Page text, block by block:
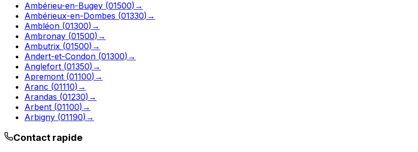
Ambérieu-en-Bugey (01500) →
Ambérieux-en-Dombes (01330) →
Ambléon (01300) →
Ambronay (01500) →
Ambutrix (01500) →
Andert-et-Condon (01300) →
Anglefort (01350) →
Apremont (01100) →
Aranc (01110) →
Arandas (01230) →
Arbent (01100) →
Arbigny (01190) →
Contact rapide